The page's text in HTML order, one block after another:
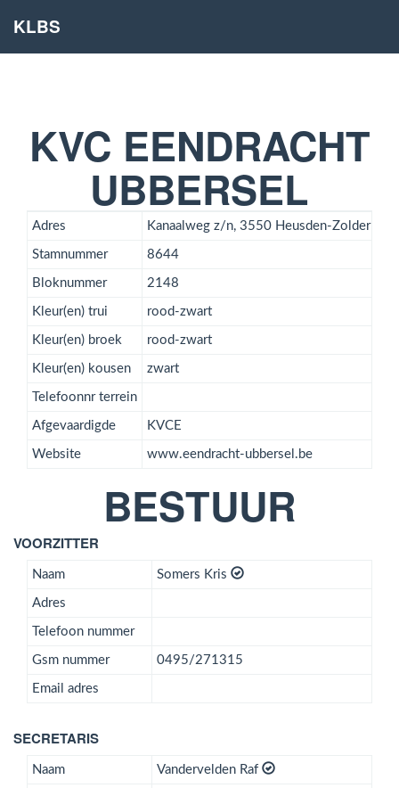
KLBS
KVC EENDRACHT
UBBERSEL
Adres Kanaalweg z/n, 3550 Heusden-Zolder
Stamnummer 8644
Bloknummer 2148
Kleur(en) trui rood-zwart
Kleur(en) broek rood-zwart
Kleur(en) kousen zwart
Telefoonnr terrein
Afgevaardigde KVCE
Website www.eendracht-ubbersel.be
BESTUUR
VOORZITTER
Naam Somers Kris
Adres
Telefoon nummer
Gsm nummer 0495/271315
Email adres
SECRETARIS
Naam Vandervelden Raf